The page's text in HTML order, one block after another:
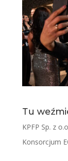
Tu
KPFP Sp. z
Konsorcjum